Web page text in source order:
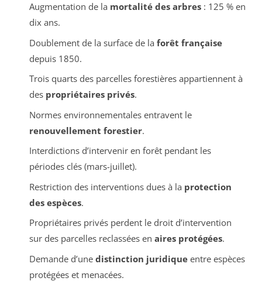
Augmentation de la mortalité des arbres: 125 % en
dix ans.
Doublement de la surface de la forêt française
depuis 1850.
Trois quarts des parcelles forestières appartiennent à
des propriétaires privés.
Normes environnementales entravent le
renouvellement forestier.
Interdictions d’intervenir en forêt pendant les
périodes clés (mars-juillet).
Restriction des interventions dues à la protection
des espèces.
Propriétaires privés perdent le droit d’intervention
sur des parcelles reclassées en aires protégées.
Demande d’une distinction juridiqueentre espèces
protégées et menacées.